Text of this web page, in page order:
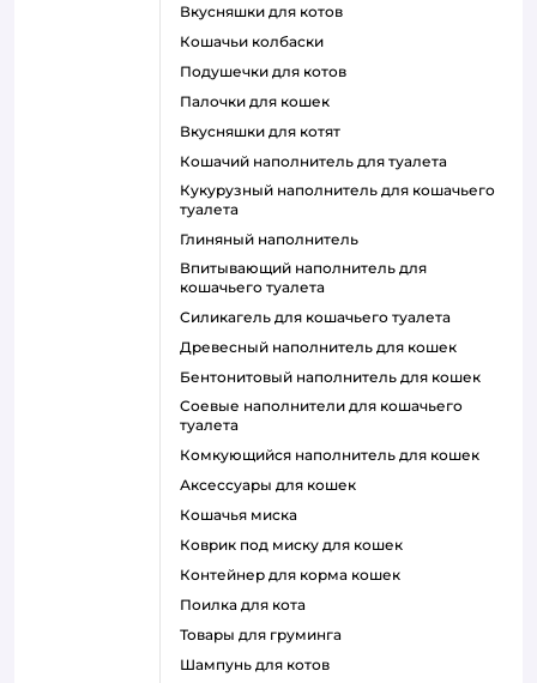
вкусняшки для котов
кошачьи колбаски
подушечки для котов
палочки для кошек
вкусняшки для котят
кошачий наполнитель для туалета
кукурузный наполнитель для кошачьего
туалета
глиняный наполнитель
впитывающий наполнитель для
кошачьего туалета
силикагель для кошачьего туалета
древесный наполнитель для кошек
бентонитовый наполнитель для кошек
соевые наполнители для кошачьего
туалета
комкующийся наполнитель для кошек
аксессуары для кошек
кошачья миска
коврик под миску для кошек
контейнер для корма кошек
поилка для кота
товары для груминга
шампунь для котов